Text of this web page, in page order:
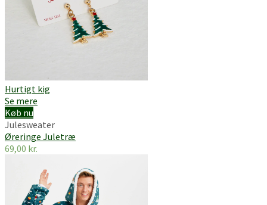
Hurtigt kig
Se mere
Køb nu
Julesweater
Øreringe Juletræ
69,00 kr.